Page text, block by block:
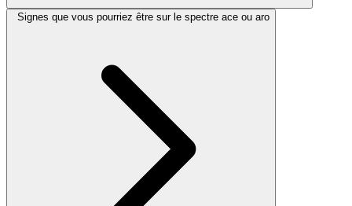
Signes que vous pourriez être sur le spectre ace ou aro